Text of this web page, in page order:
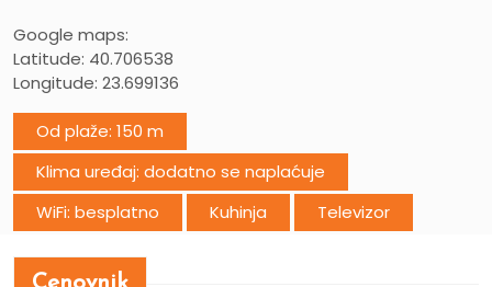
Google maps:
Latitude: 40.706538
Longitude: 23.699136
Od plaže: 150 m
Klima uređaj: dodatno se naplaćuje
WiFi: besplatno
Kuhinja Televizor